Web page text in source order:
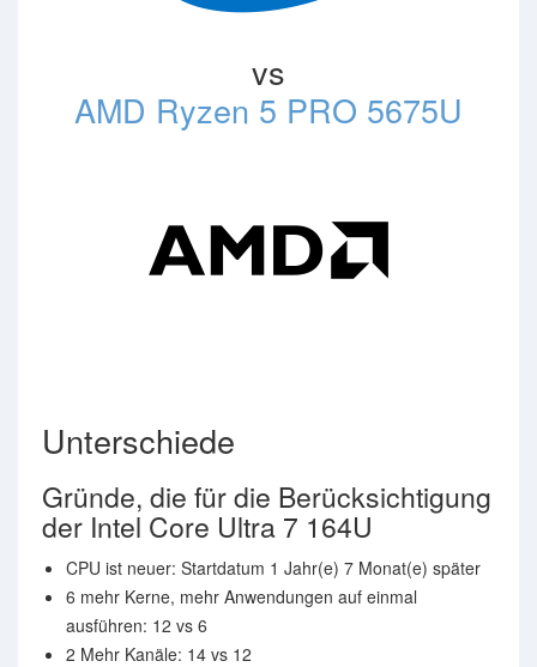
vs
AMD Ryzen 5 PRO 5675U
Unterschiede
Gründe, die für die Berücksichtigung
der Intel Core Ultra 7 164U
CPU ist neuer: Startdatum 1 Jahr(e) 7 Monat(e) später
6 mehr Kerne, mehr Anwendungen auf einmal
ausführen: 12 vs 6
2 Mehr Kanäle: 14 vs 12